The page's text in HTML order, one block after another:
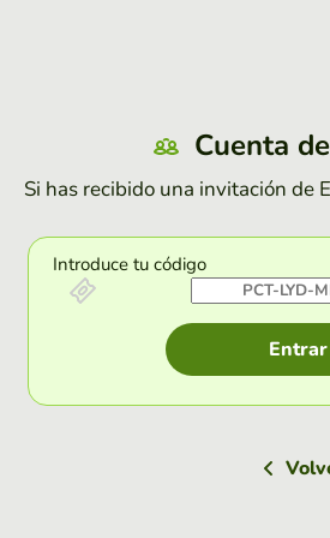
Cuenta
Si has recibido una invitación de
Introduce tu código
Entrar